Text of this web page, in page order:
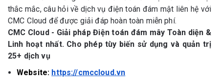
thắc mắc, câu hỏi về dịch vụ điện toán đám mật liên hệ với
CMC Cloud để được giải đáp hoàn toàn miễn phí.
CMC Cloud - Giải pháp Điện toán đám mây Toàn diện &
Linh hoạt nhất. Cho phép tùy biến sử dụng và quản trị
25+ dịch vụ
Website: https://cmccloud.vn